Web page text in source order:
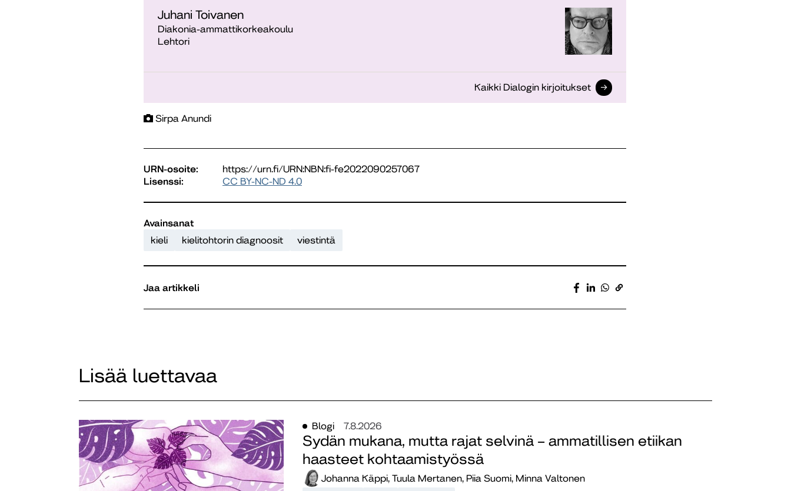
Juhani Toivanen
Diakonia-ammattikorkeakoulu
Lehtori
Kaikki Dialogin kirjoitukset
Sirpa Anundi
URN-osoite:
https://urn.fi/URN:NBN:fi-fe2022090257067
Lisenssi:
CC BY-NC-ND 4.0
Avainsanat
kieli
kielitohtorin diagnoosit viestintä
Jaa artikkeli
Lisää luettavaa
Blogi 7.8.2026
Sydän mukana, mutta rajat selvinä – ammatillisen etiikan
haasteet kohtaamistyössä
Johanna Käppi, Tuula Mertanen, Piia Suomi, Minna Valtonen